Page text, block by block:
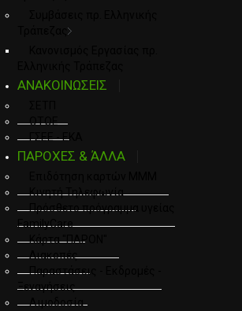
Τράπεζας
ΑΝΑΚΟΙΝΩΣΕΙΣ
ΟΤΟΕ
ΓΣΕΕ - ΕΚΑ
ΠΑΡΟΧΕΣ & ΆΛΛΑ
Κινητή Τηλεφωνία
Πρόσθετο πρόγραμμα υγείας
FamilyCare
Κάρτα "ΠΑΡΟΝ"
Διακοπές
Παραστάσεις - Εκδρομές -
Ξεναγήσεις
Αιμοδοσία